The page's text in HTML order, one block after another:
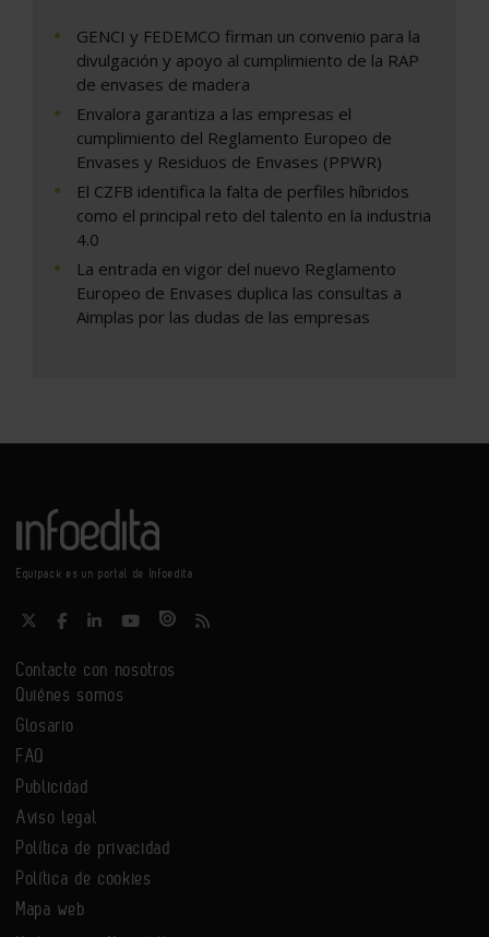
GENCI y FEDEMCO firman un convenio para la
divulgación y apoyo al cumplimiento de la RAP
de envases de madera
Envalora garantiza a las empresas el
cumplimiento del Reglamento Europeo de
Envases y Residuos de Envases (PPWR)
El CZFB identifica la falta de perfiles híbridos
como el principal reto del talento en la industria
4.0
La entrada en vigor del nuevo Reglamento
Europeo de Envases duplica las consultas a
Aimplas por las dudas de las empresas
Equipack es un portal de Infoedita
Contacte con nosotros
Quiénes somos
Glosario
FAQ
Publicidad
Aviso legal
Política de privacidad
Política de cookies
Mapa web